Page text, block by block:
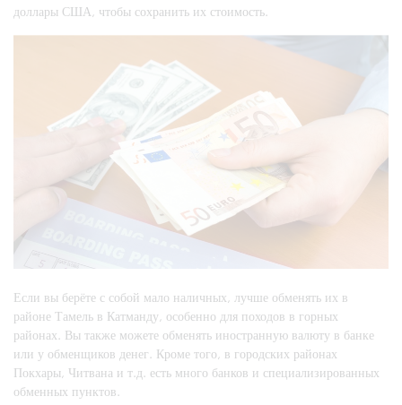
доллары США, чтобы сохранить их стоимость.
Если вы берёте с собой мало наличных, лучше обменять их в
районе Тамель в Катманду, особенно для походов в горных
районах. Вы также можете обменять иностранную валюту в банке
или у обменщиков денег. Кроме того, в городских районах
Покхары, Читвана и т.д. есть много банков и специализированных
обменных пунктов.